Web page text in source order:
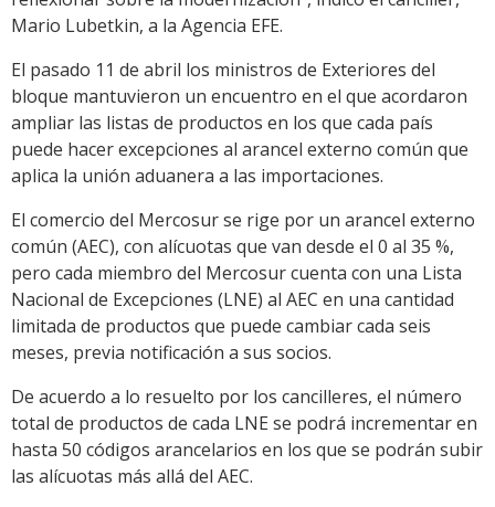
Mario Lubetkin, a la Agencia EFE.
El pasado 11 de abril los ministros de Exteriores del
bloque mantuvieron un encuentro en el que acordaron
ampliar las listas de productos en los que cada país
puede hacer excepciones al arancel externo común que
aplica la unión aduanera a las importaciones.
El comercio del Mercosur se rige por un arancel externo
común (AEC), con alícuotas que van desde el 0 al 35 %,
pero cada miembro del Mercosur cuenta con una Lista
Nacional de Excepciones (LNE) al AEC en una cantidad
limitada de productos que puede cambiar cada seis
meses, previa notificación a sus socios.
De acuerdo a lo resuelto por los cancilleres, el número
total de productos de cada LNE se podrá incrementar en
hasta 50 códigos arancelarios en los que se podrán subir
las alícuotas más allá del AEC.